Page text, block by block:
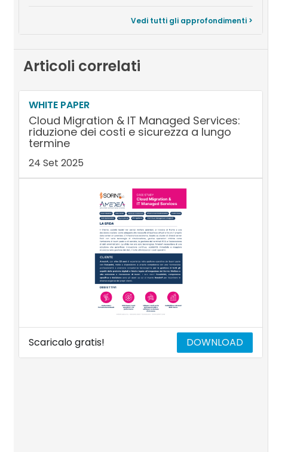
Vedi tutti gli approfondimenti >
Articoli correlati
WHITE PAPER
Cloud Migration & IT Managed Services:
riduzione dei costi e sicurezza a lungo
termine
24 Set 2025
Scaricalo gratis! DOWNLOAD